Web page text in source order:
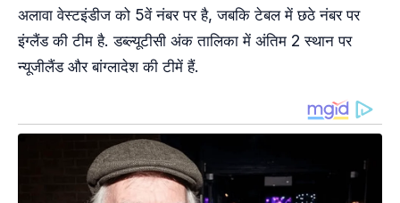
अलावा वेस्टइंडीज को 5वें नंबर पर है, जबकि टेबल में छठे नंबर पर
इंग्लैंड की टीम है. डब्ल्यूटीसी अंक तालिका में अंतिम 2 स्थान पर
न्यूजीलैंड और बांग्लादेश की टीमें हैं.